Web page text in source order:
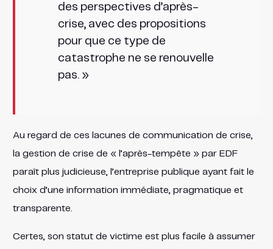
des perspectives d’après-
crise, avec des propositions
pour que ce type de
catastrophe ne se renouvelle
pas. »
Au regard de ces lacunes de communication de crise,
la gestion de crise de « l’après-tempête » par EDF
paraît plus judicieuse, l’entreprise publique ayant fait le
choix d’une information immédiate, pragmatique et
transparente.
Certes, son statut de victime est plus facile à assumer